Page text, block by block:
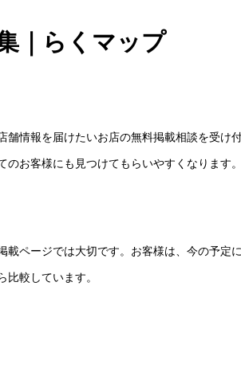
｜らくマップ
情報を届けたいお店の無料掲載相談を受け
お客様にも見つけてもらいやすくなります。
ページでは大切です。お客様は、今の予定
較しています。